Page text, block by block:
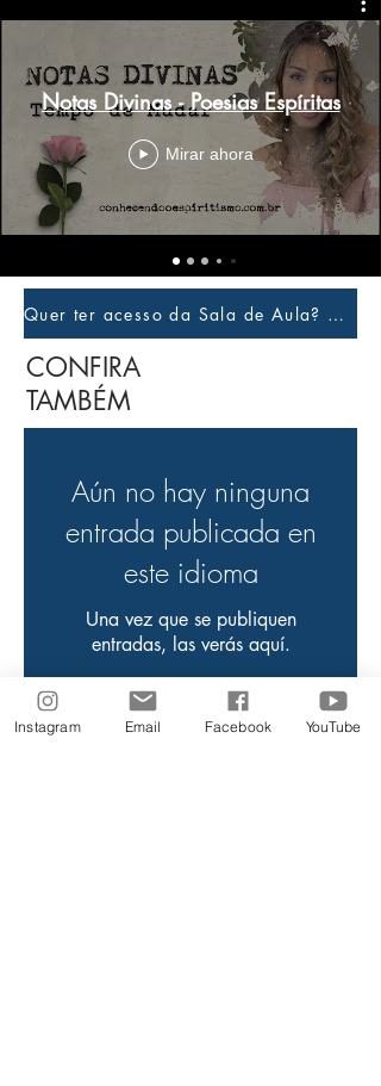
Notas Divinas - Poesias Espíritas
Mirar ahora
Quer ter acesso da Sala de Aula? Clique aqui e faça login
CONFIRA
TAMBÉM
Aún no hay ninguna
entrada publicada en
este idioma
Una vez que se publiquen
entradas, las verás aquí.
Assista os
Instagram Email Facebook YouTube